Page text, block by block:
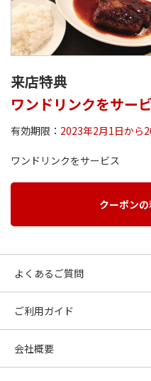
来店特典
ワンドリンクをサー
有効期限： 2023年2月1日から
ワンドリンクをサービス
クーポン
よくあるご質問
ご利用ガイド
会社概要